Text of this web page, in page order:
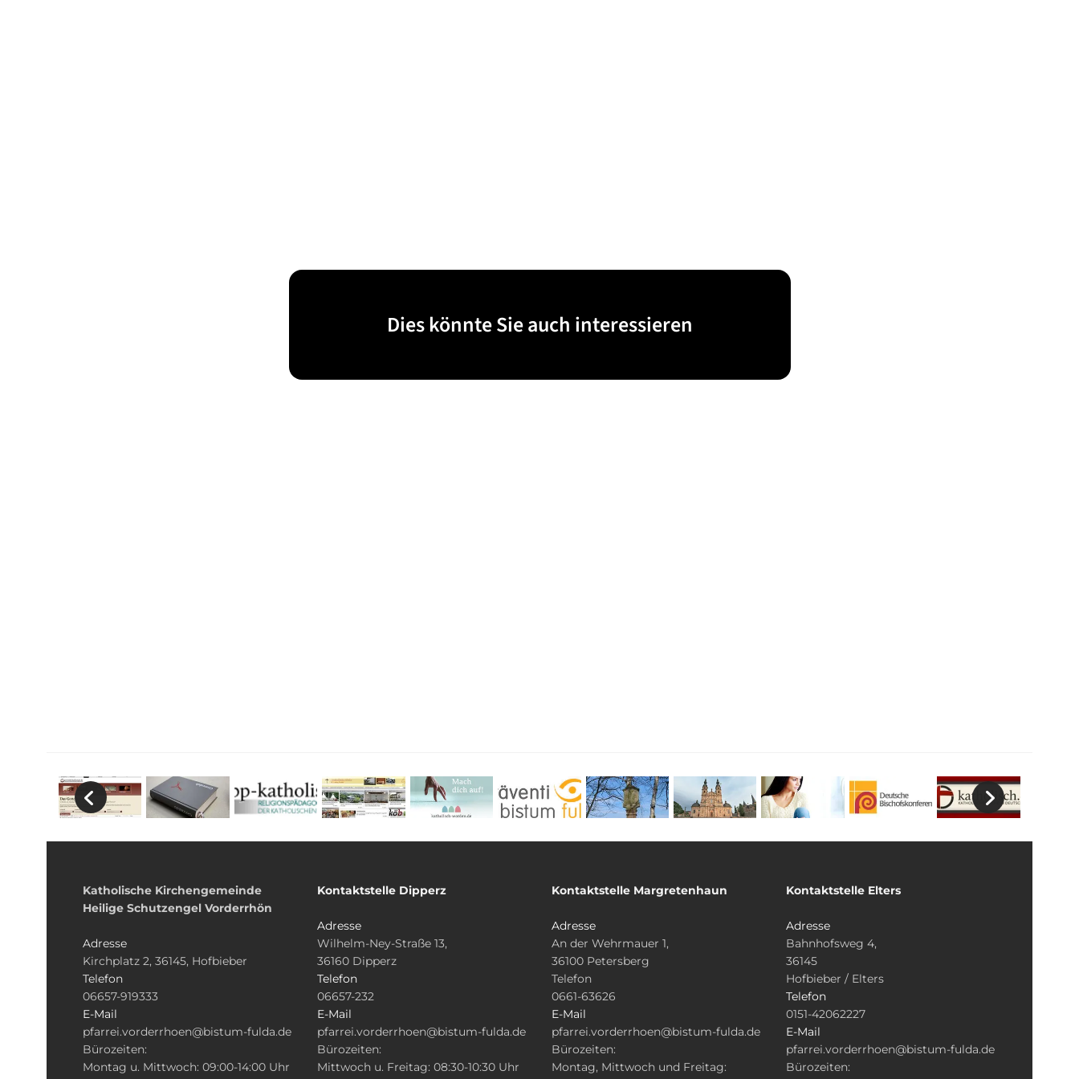
Dies könnte Sie auch interessieren
Katholische Kirchengemeinde
Heilige Schutzengel Vorderrhön
Adresse
Kirchplatz 2, 36145, Hofbieber
Telefon
06657-919333
E-Mail
pfarrei.vorderrhoen@bistum-fulda.de
Bürozeiten:
Montag u. Mittwoch: 09:00-14:00 Uhr
Kontaktstelle Dipperz
Adresse
Wilhelm-Ney-Straße 13,
36160 Dipperz
Telefon
06657-232
E-Mail
pfarrei.vorderrhoen@bistum-fulda.de
Bürozeiten:
Mittwoch u. Freitag: 08:30-10:30 Uhr
Kontaktstelle Margretenhaun
Adresse
An der Wehrmauer 1,
36100 Petersberg
Telefon
0661-63626
E-Mail
pfarrei.vorderrhoen@bistum-fulda.de
Bürozeiten:
Montag, Mittwoch und Freitag:
Kontaktstelle Elters
Adresse
Bahnhofsweg 4,
36145
Hofbieber / Elters
Telefon
0151-42062227
E-Mail
pfarrei.vorderrhoen@bistum-fulda.de
Bürozeiten: